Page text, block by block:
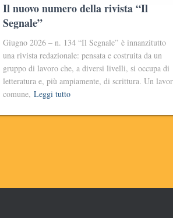
Il nuovo numero della rivista “Il
Segnale”
Giugno 2026 – n. 134 “Il Segnale” è innanzitutto
una rivista redazionale: pensata e costruita da un
gruppo di lavoro che, a diversi livelli, si occupa di
letteratura e, più ampiamente, di scrittura. Un
comune, Leggi tutto